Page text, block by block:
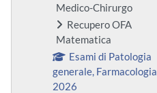
Medico-Chirurgo
Recupero OFA
Matematica
Esami di Patologia
generale, Farmacologia
2026